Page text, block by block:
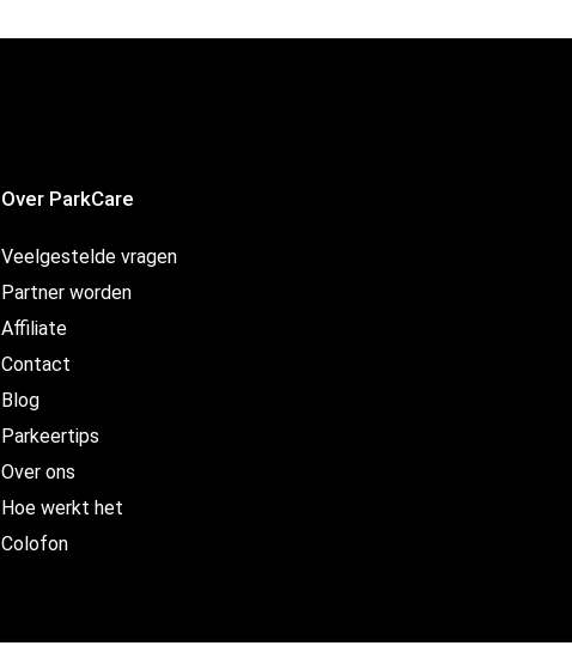
Over ParkCare
Veelgestelde vragen
Partner worden
Affiliate
Contact
Blog
Parkeertips
Over ons
Hoe werkt het
Colofon